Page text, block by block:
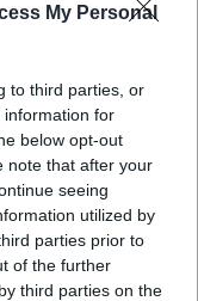
My Personal
to third parties, or
information for
below opt-out
note that after your
seeing
utilized by
parties prior to
of the further
third parties on the